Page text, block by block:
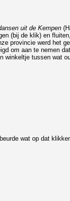
uit de Kempen
(bij de klik) en
provincie werd het
om aan te nemen
tussen wat
wat op dat